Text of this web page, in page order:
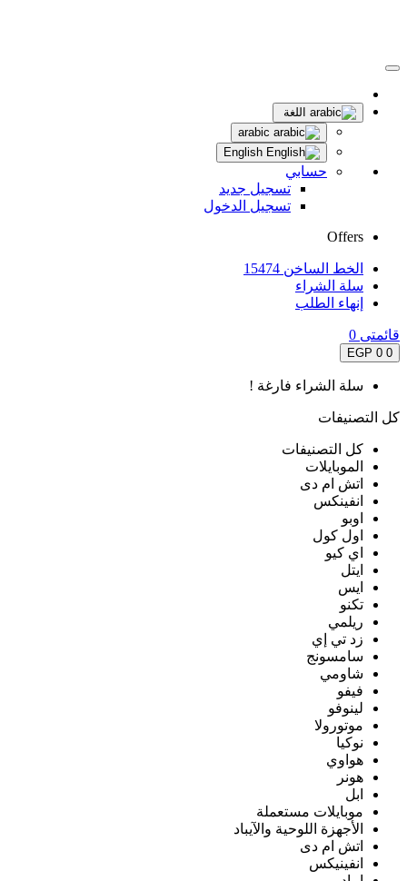
اللغة
حسابي
تسجيل جديد
تسجيل الدخول
Offers
الخط الساخن 15474
سلة الشراء
إنهاء الطلب
قائمتى 0
0
0 EGP
سلة الشراء فارغة !
كل التصنيفات
كل التصنيفات
الموبايلات
اتش ام دى
انفينكس
اوبو
اول كول
اي كيو
ايتل
ايس
تكنو
ريلمي
زد تي إي
سامسونج
شاومي
فيفو
لينوفو
موتورولا
نوكيا
هواوي
هونر
ابل
موبايلات مستعملة
الأجهزة اللوحية والآيباد
اتش ام دى
انفينيكس